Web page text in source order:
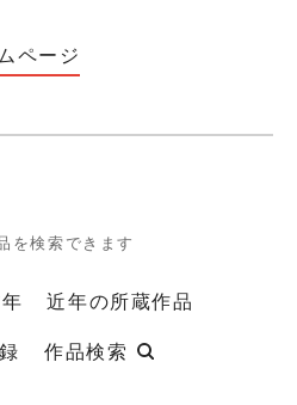
ページ
を検索できます
近年の所蔵作品
作品検索